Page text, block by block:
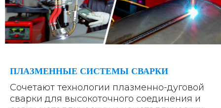
ПЛАЗМЕННЫЕ СИСТЕМЫ СВАРКИ
Сочетают технологии плазменно-дуговой
сварки для высокоточного соединения и